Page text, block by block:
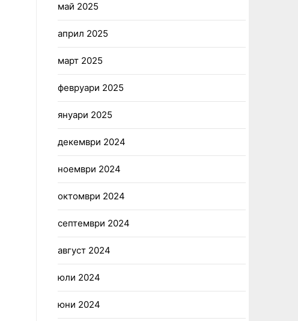
май 2025
април 2025
март 2025
февруари 2025
януари 2025
декември 2024
ноември 2024
октомври 2024
септември 2024
август 2024
юли 2024
юни 2024